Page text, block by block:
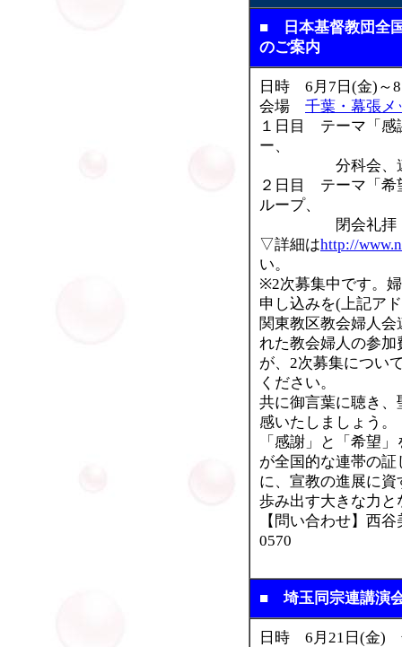
■ 日本基督教団全
のご案内
日時 6月7日(金)～
会場 千葉・幕張メ
１日目 テーマ「感
ー、
分科会、連合
２日目 テーマ「希
ループ、
閉会礼拝・
▽詳細はhttp://
い。
※2次募集中です。
申し込みを(上記ア
関東教区教会婦人
れた教会婦人の参
が、2次募集につい
ください。
共に御言葉に聴き
感いたしましょう。
「感謝」と「希望
が全国的な連帯の
に、宣教の進展に
歩み出す大きな力
【問い合わせ】西
0570
■ 埼玉同宗連講演
日時 6月21日(金)